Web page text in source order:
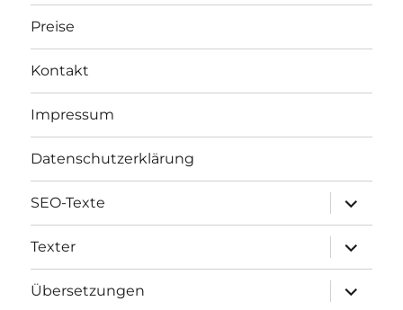
Preise
Kontakt
Impressum
Datenschutzerklärung
SEO-Texte
öffnen
Texter
öffnen
Übersetzungen
öffnen